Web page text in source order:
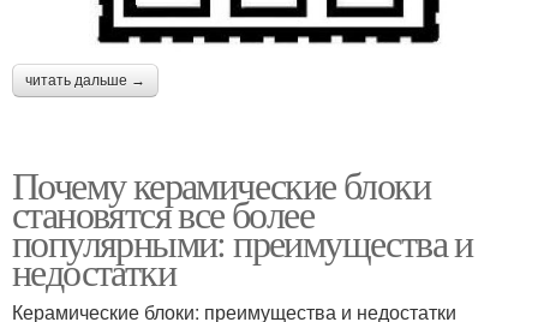
читать дальше →
Почему керамические блоки
становятся все более
популярными: преимущества и
недостатки
Керамические блоки: преимущества и недостатки